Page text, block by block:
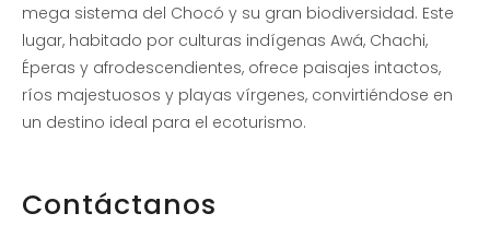
mega sistema del Chocó y su gran biodiversidad. Este
lugar, habitado por culturas indígenas Awá, Chachi,
Éperas y afrodescendientes, ofrece paisajes intactos,
ríos majestuosos y playas vírgenes, convirtiéndose en
un destino ideal para el ecoturismo.
Contáctanos